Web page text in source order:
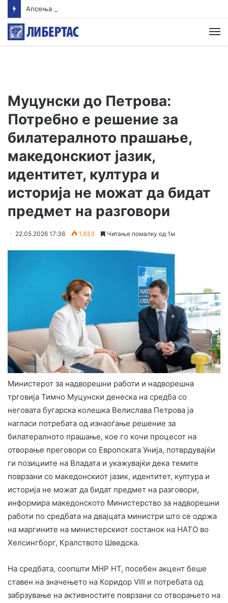
Муцунски до Петрова:
Потребно е решение за
билатералното прашање,
македонскиот јазик,
идентитет, култура и
историја не можат да бидат
предмет на разговори
22.05.2026 17:36 1,833 Читање помалку од 1м
Министерот за надворешни работи и надворешна
трговија Тимчо Муцунски денеска на средба со
неговата бугарска колешка Велислава Петрова ја
нагласи потребата од изнаоѓање решение за
билатералното прашање, кое го кочи процесот на
отворање преговори со Европската Унија, потврдувајќи
ги позициите на Владата и укажувајќи дека темите
поврзани со македонскиот јазик, идентитет, култура и
историја не можат да бидат предмет на разговори,
информира македонското Министерство за надворешни
работи по средбата на двајцата министри што се одржа
на маргините на министерскиот состанок на НАТО во
Хелсингборг, Кралството Шведска.
На средбата, соопшти МНР НТ, посебен акцент беше
ставен на значењето на Коридор VIII и потребата од
забрзување на активностите поврзани со отворањето на